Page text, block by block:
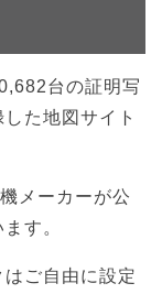
台の証明写
た地図サイト
メーカーが公
す。
ご自由に設定